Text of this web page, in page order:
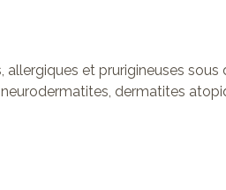
et prurigineuses sous
dermatites